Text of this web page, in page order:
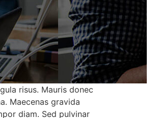
risus. Mauris donec
Maecenas gravida
diam. Sed pulvinar